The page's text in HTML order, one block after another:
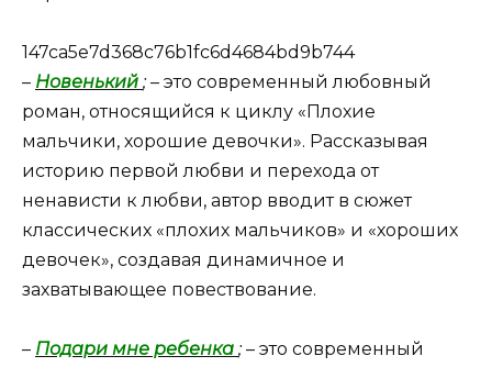
147ca5e7d368c76b1fc6d4684bd9b744
– Новенький ;– это современный любовный
роман, относящийся к циклу «Плохие
мальчики, хорошие девочки». Рассказывая
историю первой любви и перехода от
ненависти к любви, автор вводит в сюжет
классических «плохих мальчиков» и «хороших
девочек», создавая динамичное и
захватывающее повествование.
– Подари мне ребенка ;– это современный